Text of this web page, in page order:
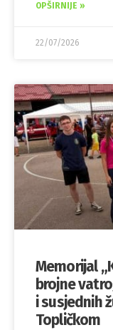
OPŠIRNIJE »
22/07/2026
Memorijal
brojne
i susjednih
Topličkom